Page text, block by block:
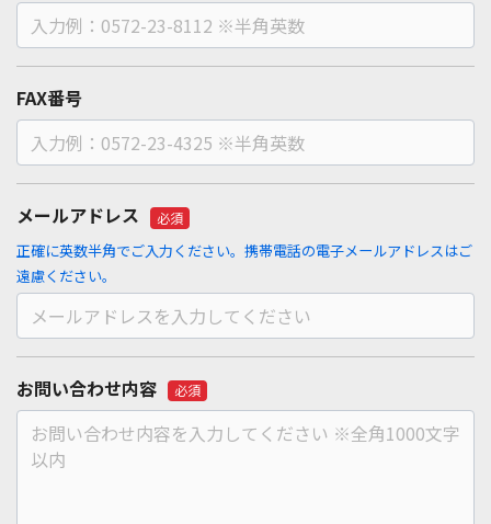
FAX番号
メールアドレス 必須
正確に英数半角でご入力ください。携帯電話の電子メールアドレスはご
遠慮ください。
お問い合わせ内容 必須